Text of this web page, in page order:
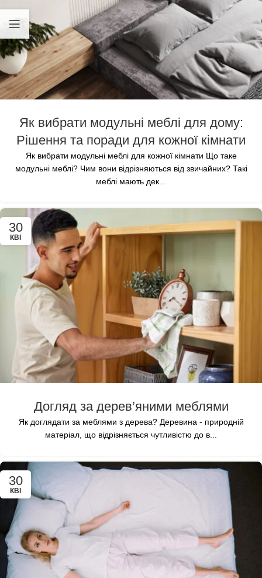
Як вибрати модульні меблі для дому:
Рішення та поради для кожної кімнати
Як вибрати модульні меблі для кожної кімнати Що таке
модульні меблі? Чим вони відрізняються від звичайних? Такі
меблі мають дек...
30
КВІ
Догляд за дерев’яними меблями
Як доглядати за меблями з дерева? Деревина - природній
матеріал, що відрізняється чутливістю до в...
30
КВІ